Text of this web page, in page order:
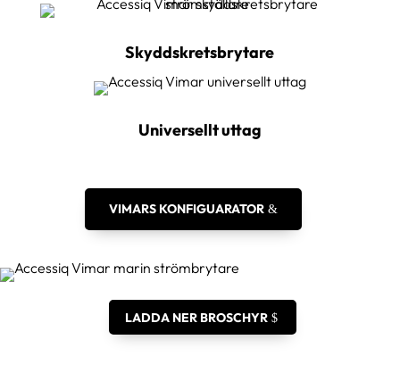
Skyddskretsbrytare
Universellt uttag
VIMARS KONFIGUARATOR
LADDA NER BROSCHYR